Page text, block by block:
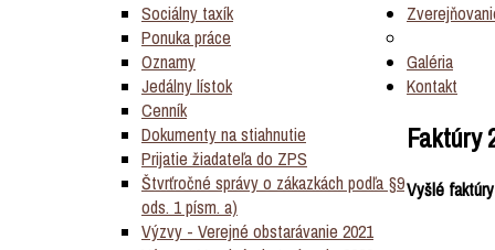
Sociálny taxík
Ponuka práce
Oznamy
Jedálny lístok
Cenník
Dokumenty na stiahnutie
Prijatie žiadateľa do ZPS
Štvrťročné správy o zákazkách podľa §9
ods. 1 písm. a)
Výzvy - Verejné obstarávanie 2021
Galéria
Kontakt
Faktúry
Vyšlé faktúry